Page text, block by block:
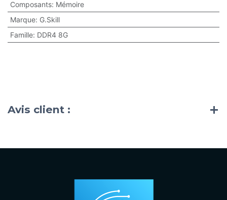
Composants: Mémoire
Marque: G.Skill
Famille: DDR4 8G
Avis client :